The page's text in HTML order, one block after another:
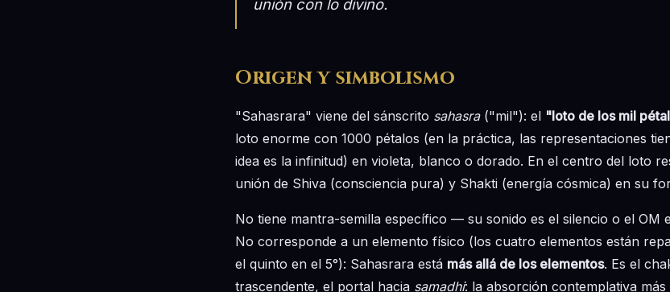
unión con lo divino.
Origen y simbolismo
"Sahasrara" viene del sánscrito sahasra("mil"): el "loto de los mil
loto enorme con 1000 pétalos (en la práctica, las representaciones
idea es la infinitud) en violeta, blanco o dorado. En el centro del loto
unión de Shiva (consciencia pura) y Shakti (energía cósmica) en su
No tiene mantra-semilla específico — su sonido es el silencio o el OM
No corresponde a un elemento físico (los cuatro elementos están
el quinto en el 5°): Sahasrara está más allá de los elementos. Es el
trascendente, el portal hacia samadhi: la absorción contemplativa más